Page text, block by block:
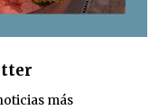
más